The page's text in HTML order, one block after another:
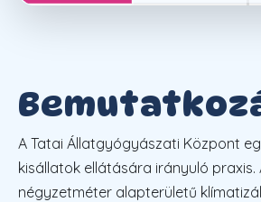
A Tatai Állatgyógyászati Központ
kisállatok ellátására irányuló praxis.
négyzetméter alapterületű